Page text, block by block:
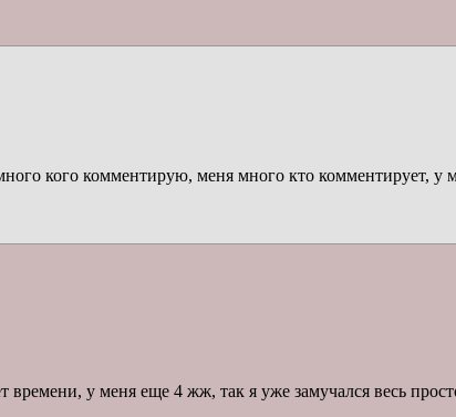
кого комментирую, меня много кто комментирует, у
времени, у меня еще 4 жж, так я уже замучался весь